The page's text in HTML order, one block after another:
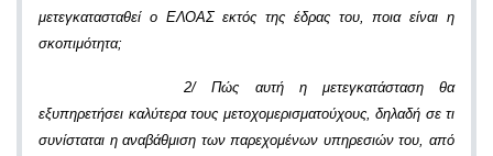
μετεγκατασταθεί ο ΕΛΟΑΣ εκτός της έδρας του, ποια είναι η
σκοπιμότητα;
2/ Πώς αυτή η μετεγκατάσταση θα
εξυπηρετήσει καλύτερα τους μετοχομερισματούχους, δηλαδή σε τι
συνίσταται η αναβάθμιση των παρεχομένων υπηρεσιών του, από